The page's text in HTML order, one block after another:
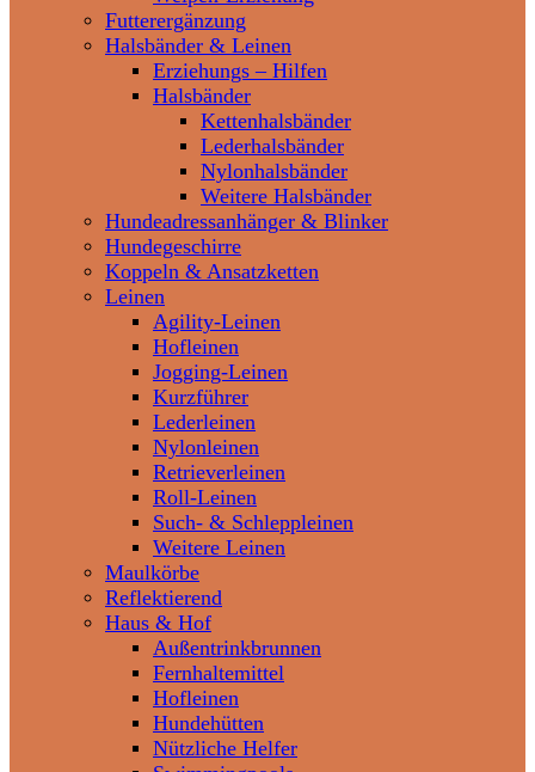
Futterergänzung
Halsbänder & Leinen
Erziehungs – Hilfen
Halsbänder
Kettenhalsbänder
Lederhalsbänder
Nylonhalsbänder
Weitere Halsbänder
Hundeadressanhänger & Blinker
Hundegeschirre
Koppeln & Ansatzketten
Leinen
Agility-Leinen
Hofleinen
Jogging-Leinen
Kurzführer
Lederleinen
Nylonleinen
Retrieverleinen
Roll-Leinen
Such- & Schleppleinen
Weitere Leinen
Maulkörbe
Reflektierend
Haus & Hof
Außentrinkbrunnen
Fernhaltemittel
Hofleinen
Hundehütten
Nützliche Helfer